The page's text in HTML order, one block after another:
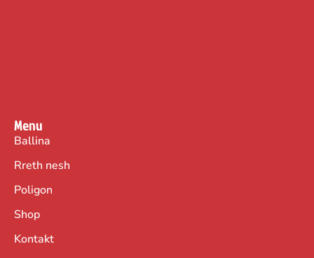
Menu
Ballina
Rreth nesh
Poligon
Shop
Kontakt